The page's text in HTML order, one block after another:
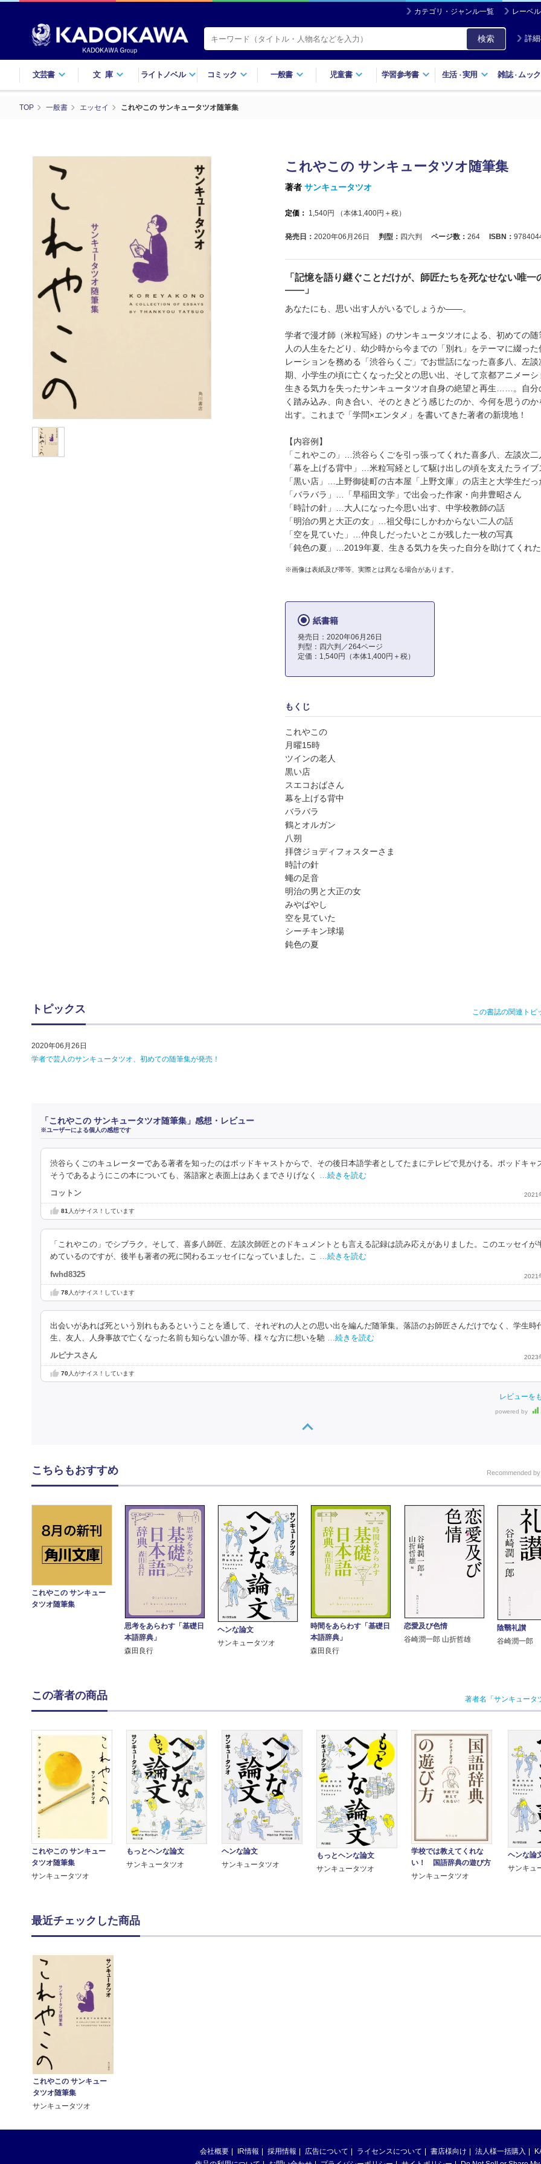
カテゴリ・ジャンル一覧 レーベ
検索 詳
文芸書 文庫 ライトノベル コミック 一般書 児童書 学習参考書 生活・実用 雑誌・ ムック
TOP 一般書 エッセイ これやこの サンキュータツオ随筆集
これやこの サンキュータツオ随筆集
著者 サンキュータツオ
定価： 1,540円 （本体1,400円＋税）
発売日： 2020年06月26日 判型： 四六判 ページ数： 264 ISBN：
「記憶を語り継ぐことだけが、師匠たちを死なせない唯一
――」
あなたにも、思い出す人がいるでしょうか――。
学者で漫才師（米粒写経）のサンキュータツオによる、初めての随
人の人生をたどり、幼少時から今までの「別れ」をテーマに綴った
レーションを務める「渋谷らくご」でお世話になった喜多八、左
期、小学生の頃に亡くなった父との思い出、そして京都アニメー
生きる気力を失ったサンキュータツオ自身の絶望と再生……。自分
く踏み込み、向き合い、そのときどう感じたのか、今何を思うのか
出す。これまで「学問×エンタメ」を書いてきた著者の新境地！
【内容例】
「これやこの」…渋谷らくごを引っ張ってくれた喜多八、左談次二
「幕を上げる背中」…米粒写経として駆け出しの頃を支えたライブ
「黒い店」…上野御徒町の古本屋「上野文庫」の店主と大学生だっ
「バラバラ」…「早稲田文学」で出会った作家・向井豊昭さん
「時計の針」…大人になった今思い出す、中学校教師の話
「明治の男と大正の女」…祖父母にしかわからない二人の話
「空を見ていた」…仲良しだったいとこが残した一枚の写真
「鈍色の夏」…2019年夏、生きる気力を失った自分を助けてくれ
※画像は表紙及び帯等、実際とは異なる場合があります。
紙書籍
発売日：2020年06月26日
判型：四六判／264ページ
定価：1,540円（本体1,400円＋税）
もくじ
これやこの
月曜15時
ツインの老人
黒い店
スエコおばさん
幕を上げる背中
バラバラ
鶴とオルガン
八朔
拝啓ジョディフォスターさま
時計の針
蠅の足音
明治の男と大正の女
みやばやし
空を見ていた
シーチキン球場
鈍色の夏
トピックス この書誌の関連トピ
2020年06月26日
学者で芸人のサンキュータツオ、初めての随筆集が発売！
「これやこの サンキュータツオ随筆集」感想・レビュー
※ユーザーによる個人の感想です
渋谷らくごのキュレーターである著者を知ったのはポッドキャストからで、その後日本語学者としてたまにテレビで見かける。ポッドキャ
そうであるようにこの本についても、落語家と表面上はあくまでさりげなく
…続きを読む
コットン 2021
81人がナイス！しています
「これやこの」でシブラク。そして、喜多八師匠、左談次師匠とのドキュメントとも言える記録は読み応えがありました。このエッセイが
めているのですが、後半も著者の死に関わるエッセイになっていました。こ …続きを読む
fwhd8325 2021
78人がナイス！しています
出会いがあれば死という別れもあるということを通して、それぞれの人との思い出を編んだ随筆集。落語のお師匠さんだけでなく、学生時
生、友人、人身事故で亡くなった名前も知らない誰か等、様々な方に想いを馳 …続きを読む
ルピナスさん 2023
70人がナイス！しています
レビューを
powered by
こちらもおすすめ Recommended by
これやこの サンキュー
タツオ随筆集
思考をあらわす「基礎日
本語辞典」
森田良行
ヘンな論文
サンキュータツオ
時間をあらわす「基礎日
本語辞典」
森田良行
恋愛及び色情
谷崎潤一郎 山折哲雄
陰翳礼讃
谷崎潤一郎
この著者の商品 著者名「サンキュータ
これやこの サンキュー
タツオ随筆集
サンキュータツオ
もっとヘンな論文
サンキュータツオ
ヘンな論文
サンキュータツオ
もっとヘンな論文
サンキュータツオ
学校では教えてくれな
い！ 国語辞典の遊び方
サンキュータツオ
ヘンな論
サンキュ
最近チェックした商品
これやこの サンキュー
タツオ随筆集
サンキュータツオ
会社概要 IR情報 採用情報 広告について ライセンスについて 書店様向け 法人様一括購入